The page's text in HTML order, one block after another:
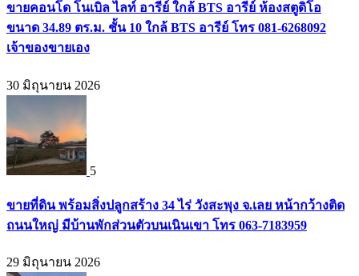
ขายคอนโด โนเบิล ไลท์ อารีย์ ใกล้ BTS อารีย์ ห้องสตูดิโอ
ขนาด 34.89 ตร.ม. ชั้น 10 ใกล้ BTS อารีย์ โทร 081-6268092
เจ้าของขายเอง
30 มิถุนายน 2026
5
ขายที่ดิน พร้อมสิ่งปลูกสร้าง 34 ไร่ วังสะพุง จ.เลย หน้ากว้างติด
ถนนใหญ่ มีบ้านพักส่วนตัวบนเนินเขา โทร 063-7183959
29 มิถุนายน 2026